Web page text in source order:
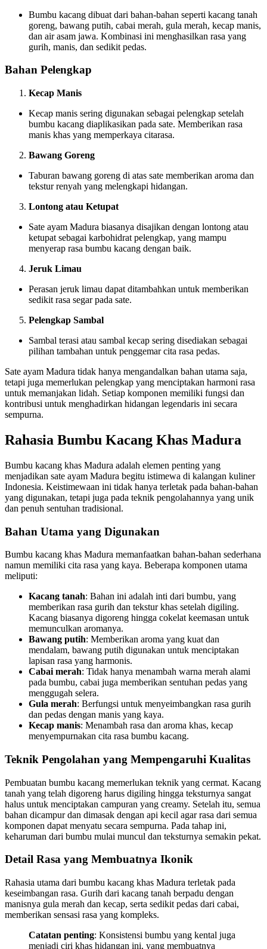
Bumbu kacang dibuat dari bahan-bahan seperti kacang tanah
goreng, bawang putih, cabai merah, gula merah, kecap manis,
dan air asam jawa. Kombinasi ini menghasilkan rasa yang
gurih, manis, dan sedikit pedas.
Bahan Pelengkap
Kecap Manis
Kecap manis sering digunakan sebagai pelengkap setelah
bumbu kacang diaplikasikan pada sate. Memberikan rasa
manis khas yang memperkaya citarasa.
Bawang Goreng
Taburan bawang goreng di atas sate memberikan aroma dan
tekstur renyah yang melengkapi hidangan.
Lontong atau Ketupat
Sate ayam Madura biasanya disajikan dengan lontong atau
ketupat sebagai karbohidrat pelengkap, yang mampu
menyerap rasa bumbu kacang dengan baik.
Jeruk Limau
Perasan jeruk limau dapat ditambahkan untuk memberikan
sedikit rasa segar pada sate.
Pelengkap Sambal
Sambal terasi atau sambal kecap sering disediakan sebagai
pilihan tambahan untuk penggemar cita rasa pedas.
Sate ayam Madura tidak hanya mengandalkan bahan utama saja,
tetapi juga memerlukan pelengkap yang menciptakan harmoni rasa
untuk memanjakan lidah. Setiap komponen memiliki fungsi dan
kontribusi untuk menghadirkan hidangan legendaris ini secara
sempurna.
Rahasia Bumbu Kacang Khas Madura
Bumbu kacang khas Madura adalah elemen penting yang
menjadikan sate ayam Madura begitu istimewa di kalangan kuliner
Indonesia. Keistimewaan ini tidak hanya terletak pada bahan-bahan
yang digunakan, tetapi juga pada teknik pengolahannya yang unik
dan penuh sentuhan tradisional.
Bahan Utama yang Digunakan
Bumbu kacang khas Madura memanfaatkan bahan-bahan sederhana
namun memiliki cita rasa yang kaya. Beberapa komponen utama
meliputi:
Kacang tanah: Bahan ini adalah inti dari bumbu, yang
memberikan rasa gurih dan tekstur khas setelah digiling.
Kacang biasanya digoreng hingga cokelat keemasan untuk
memunculkan aromanya.
Bawang putih: Memberikan aroma yang kuat dan
mendalam, bawang putih digunakan untuk menciptakan
lapisan rasa yang harmonis.
Cabai merah: Tidak hanya menambah warna merah alami
pada bumbu, cabai juga memberikan sentuhan pedas yang
menggugah selera.
Gula merah: Berfungsi untuk menyeimbangkan rasa gurih
dan pedas dengan manis yang kaya.
Kecap manis: Menambah rasa dan aroma khas, kecap
menyempurnakan cita rasa bumbu kacang.
Teknik Pengolahan yang Mempengaruhi Kualitas
Pembuatan bumbu kacang memerlukan teknik yang cermat. Kacang
tanah yang telah digoreng harus digiling hingga teksturnya sangat
halus untuk menciptakan campuran yang creamy. Setelah itu, semua
bahan dicampur dan dimasak dengan api kecil agar rasa dari semua
komponen dapat menyatu secara sempurna. Pada tahap ini,
keharuman dari bumbu mulai muncul dan teksturnya semakin pekat.
Detail Rasa yang Membuatnya Ikonik
Rahasia utama dari bumbu kacang khas Madura terletak pada
keseimbangan rasa. Gurih dari kacang tanah berpadu dengan
manisnya gula merah dan kecap, serta sedikit pedas dari cabai,
memberikan sensasi rasa yang kompleks.
Catatan penting: Konsistensi bumbu yang kental juga
menjadi ciri khas hidangan ini, yang membuatnya